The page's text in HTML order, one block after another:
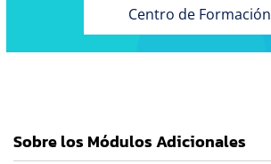
Centro de Formación
Sobre los Módulos Adicionales